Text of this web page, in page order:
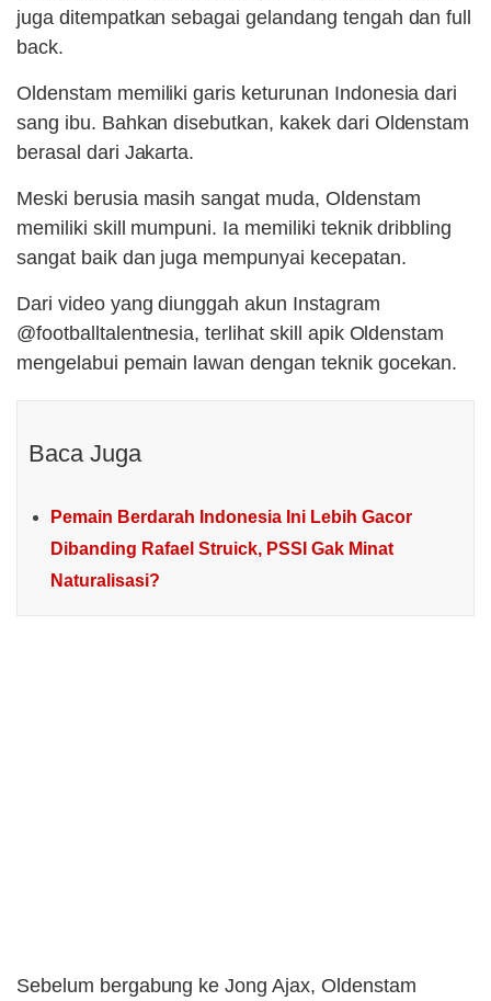
juga ditempatkan sebagai gelandang tengah dan full
back.
Oldenstam memiliki garis keturunan Indonesia dari
sang ibu. Bahkan disebutkan, kakek dari Oldenstam
berasal dari Jakarta.
Meski berusia masih sangat muda, Oldenstam
memiliki skill mumpuni. Ia memiliki teknik dribbling
sangat baik dan juga mempunyai kecepatan.
Dari video yang diunggah akun Instagram
@footballtalentnesia, terlihat skill apik Oldenstam
mengelabui pemain lawan dengan teknik gocekan.
Baca Juga
Pemain Berdarah Indonesia Ini Lebih Gacor
Dibanding Rafael Struick, PSSI Gak Minat
Naturalisasi?
Sebelum bergabung ke Jong Ajax, Oldenstam